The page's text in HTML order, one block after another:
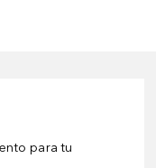
para tu